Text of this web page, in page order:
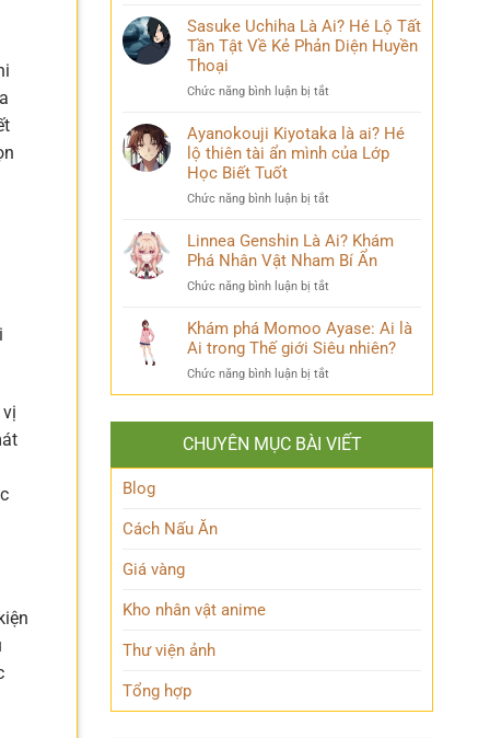
năng
lực’
chuyện
thú
vị
Kento
Là
Phá
Sư
Lý
Số
Bi
Thương
Sasuke Uchiha Là Ai? Hé Lộ Tất
Tần Tật Về Kẻ Phản Diện Huyền
Thoại
Chức năng bình luận bị tắt
Uchiha
Lộ
Tần
Tật
Kẻ
Diện
Huyền
Ayanokouji Kiyotaka là ai? Hé
lộ thiên tài ẩn mình của Lớp
Học Biết Tuốt
Chức năng bình luận bị tắt
Kiyotaka
Hé
thiên
tài
Lớp
Học
Linnea Genshin Là Ai? Khám
Phá Nhân Vật Nham Bí Ẩn
Chức năng bình luận bị tắt
Genshin
Là
Khám
Phá
Vật
Nham
Bí
Khám phá Momoo Ayase: Ai là
Ai trong Thế giới Siêu nhiên?
Chức năng bình luận bị tắt
Khám
Ayase:
Ai
CHUYÊN MỤC BÀI VIẾT
Blog
Cách Nấu Ăn
Giá vàng
Kho nhân vật anime
Thư viện ảnh
Tổng hợp